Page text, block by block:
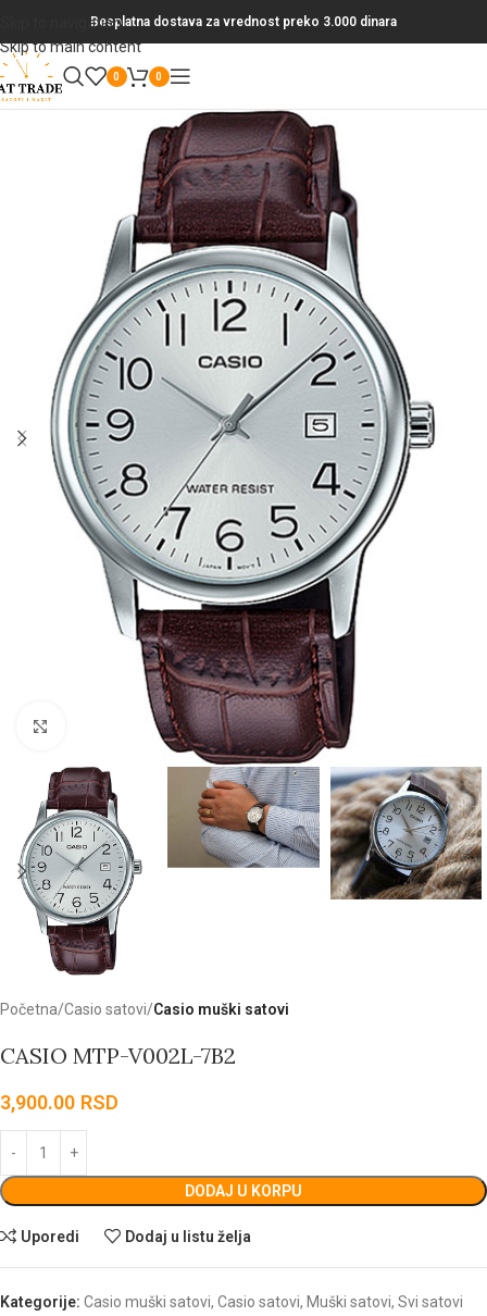
Skip to navigation
Skip to main content
Besplatna dostava za vrednost preko 3.000 dinara
0 0
Click to enlarge
Početna Casio satovi Casio muški satovi
CASIO MTP-V002L-7B2
3,900.00 RSD
DODAJ U KORPU
Uporedi Dodaj u listu želja
Kategorije: Casio muški satovi, Casio satovi, Muški satovi, Svi satovi